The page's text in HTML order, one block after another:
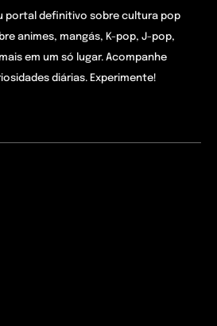
portal definitivo sobre cultura pop
animes, mangás, K-pop, J-pop,
em um só lugar. Acompanhe
diárias. Experimente!